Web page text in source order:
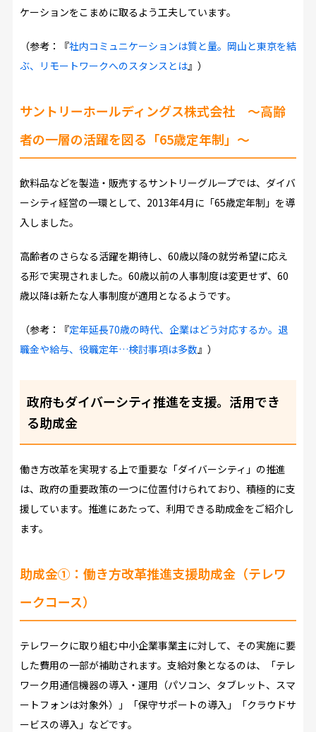
ケーションをこまめに取るよう工夫しています。
（参考：『社内コミュニケーションは質と量。岡山と東京を結
ぶ、リモートワークへのスタンスとは』）
サントリーホールディングス株式会社～高齢
者の一層の活躍を図る「65歳定年制」～
飲料品などを製造・販売するサントリーグループでは、ダイバ
ーシティ経営の一環として、2013年4月に「65歳定年制」を導
入しました。
高齢者のさらなる活躍を期待し、60歳以降の就労希望に応え
る形で実現されました。60歳以前の人事制度は変更せず、60
歳以降は新たな人事制度が適用となるようです。
（参考：『定年延長70歳の時代、企業はどう対応するか。退
職金や給与、役職定年…検討事項は多数 』）
政府もダイバーシティ推進を支援。活用でき
る助成金
働き方改革を実現する上で重要な「ダイバーシティ」の推進
は、政府の重要政策の一つに位置付けられており、積極的に支
援しています。推進にあたって、利用できる助成金をご紹介し
ます。
助成金①：働き方改革推進支援助成金（テレワ
ークコース）
テレワークに取り組む中小企業事業主に対して、その実施に要
した費用の一部が補助されます。支給対象となるのは、「テレ
ワーク用通信機器の導入・運用（パソコン、タブレット、スマ
ートフォンは対象外）」「保守サポートの導入」「クラウドサ
ービスの導入」などです。